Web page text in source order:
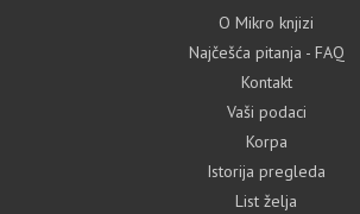
O Mikro knjizi
Najčešća pitanja - FAQ
Kontakt
Vaši podaci
Korpa
Istorija pregleda
List želja